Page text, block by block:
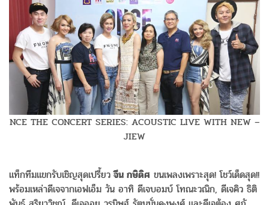
NCE THE CONCERT SERIES: ACOUSTIC LIVE WITH NEW –
JIEW
แท็กทีมแขกรับเชิญสุดเปรี้ยวจีน กษิดิศ ขนเพลงเพราะสุด! โชว์เด็ดสุด!!
พร้อมเหล่าดีเจจากเอฟเอ็ม วัน อาทิ ดีเจบอมบ์ โทณะวณิก, ดีเจคิว ธิติ